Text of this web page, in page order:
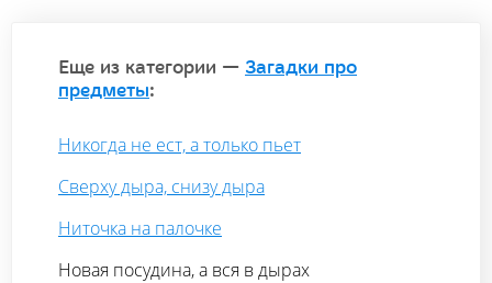
Еще из категории — Загадки про
предметы:
Никогда не ест, а только пьет
Сверху дыра, снизу дыра
Ниточка на палочке
Новая посудина, а вся в дырах